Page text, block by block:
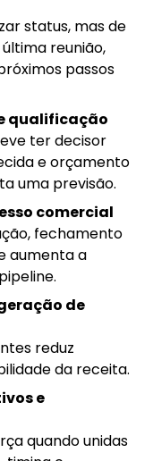
status, mas de
reunião,
passos
qualificação
ter decisor
e orçamento
uma previsão.
comercial
fechamento
aumenta a
de
reduz
da receita.
e
quando unidas